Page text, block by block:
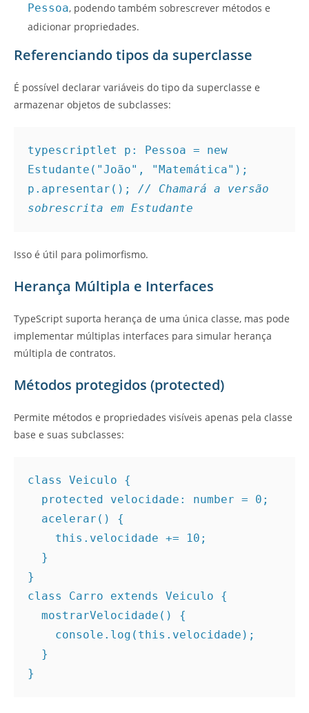
Pessoa, podendo também sobrescrever métodos e
adicionar propriedades.
Referenciando tipos da superclasse
É possível declarar variáveis do tipo da superclasse e
armazenar objetos de subclasses:
typescriptlet p: Pessoa = new
Estudante("João", "Matemática");
p.apresentar(); // Chamará a versão
sobrescrita em Estudante
Isso é útil para polimorfismo.
Herança Múltipla e Interfaces
TypeScript suporta herança de uma única classe, mas pode
implementar múltiplas interfaces para simular herança
múltipla de contratos.
Métodos protegidos (protected)
Permite métodos e propriedades visíveis apenas pela classe
base e suas subclasses:
class Veiculo {
  protected velocidade: number = 0;
  acelerar() {
    this.velocidade += 10;
  }
}
class Carro extends Veiculo {
  mostrarVelocidade() {
    console.log(this.velocidade);
  }
}